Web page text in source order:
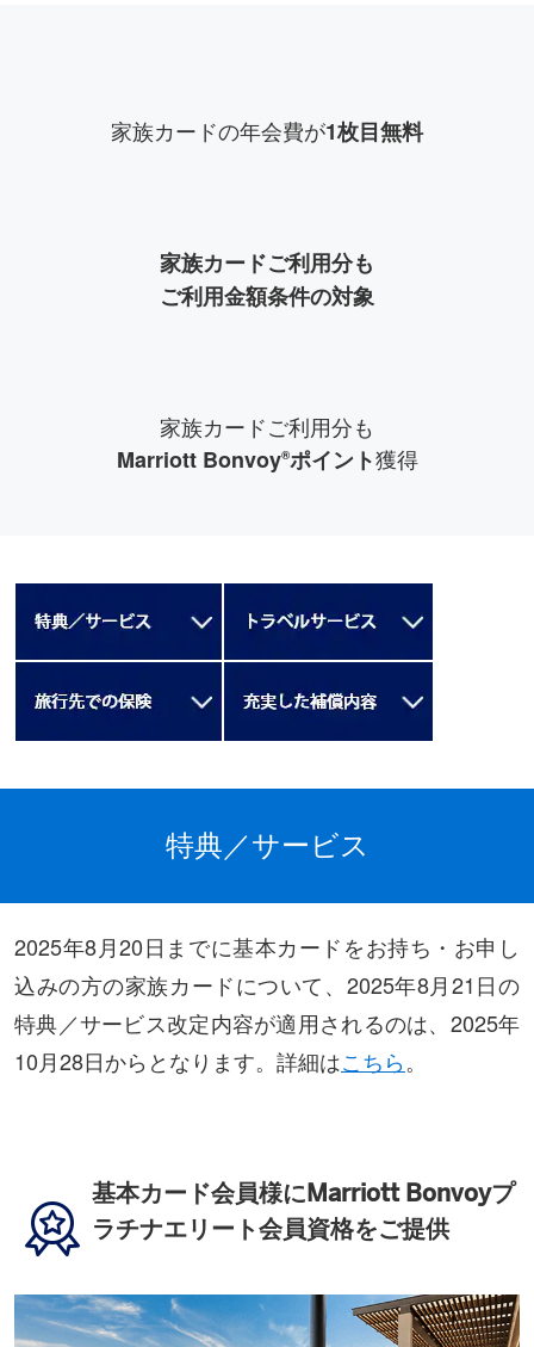
家族カードの年会費が1枚目無料
家族カードご利⽤分も
ご利⽤⾦額条件の対象
家族カードご利⽤分も
Marriott Bonvoy®ポイント獲得
特典／サービス
2025年8月20日までに基本カードをお持ち・お申し
込みの方の家族カードについて、2025年8月21日の
特典／サービス改定内容が適用されるのは、2025年
10月28日からとなります。詳細はこちら。
基本カード会員様にMarriott Bonvoyプ
ラチナエリート会員資格をご提供